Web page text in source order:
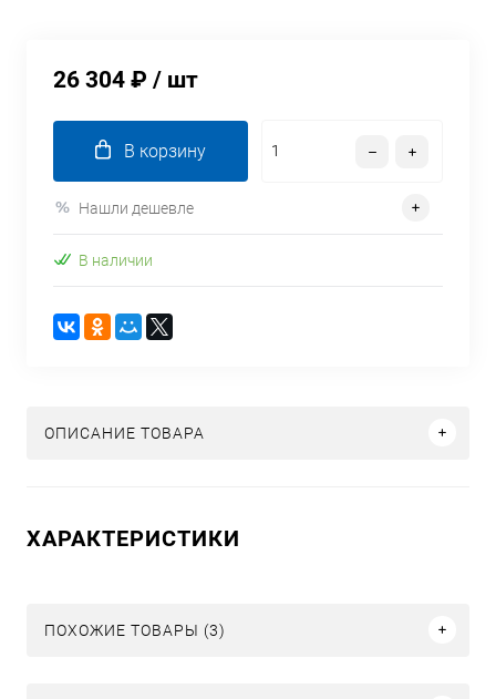
26 304 ₽ / шт
В корзину
Нашли дешевле
В наличии
ОПИСАНИЕ ТОВАРА
ХАРАКТЕРИСТИКИ
ПОХОЖИЕ ТОВАРЫ (3)